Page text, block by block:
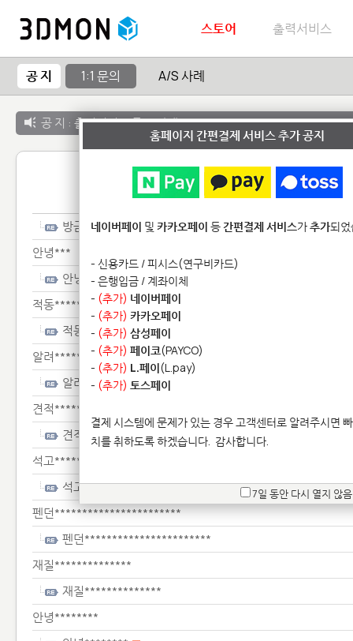
스토어 출력서비스
공 지 1:1 문의 A/S 사례
공 지 : 출력서비스 종료 안내
1:1 문
방금*****************
안녕***
안녕***
적동*************************
적동*************************
알려************************
알려************************
견적******
견적******
석고************************
석고************************
펜던***********************
펜던***********************
재질**************
재질**************
안녕********
홈페이지 간편결제 서비스 추가 공지
네이버페이 및 카카오페이 등간편결제 서비스가추가되
- 신용카드 / 피시스(연구비카드)
- 은행입금 / 계좌이체
- (추가) 네이버페이
- (추가) 카카오페이
- (추가) 삼성페이
- (추가) 페이코(PAYCO)
- (추가) L.페이(L.pay)
- (추가) 토스페이
결제 시스템에 문제가 있는 경우 고객센터로 알려주시면
치를 취하도록 하겠습니다. 감사합니다.
7일 동안 다시 열지 않음